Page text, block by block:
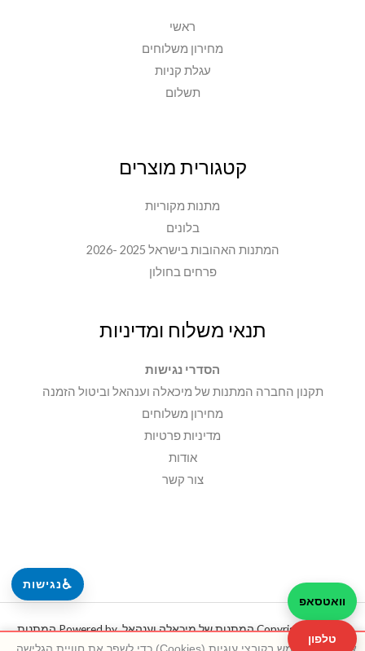
♿נגישות
ראשי
מחירון משלוחים
עגלת קניות
תשלום
קטגורית מוצרים
מתנות מקוריות
בלונים
המתנות האהובות בישראל 2025 -2026
פרחים בחולון
תנאי משלוח ומדיניות
הסדרי נגישות
תקנון החברה המתנות של מיכאלה וענהאל וביטול הזמנה
מחירון משלוחים
מדיניות פרטיות
אודות
צור קשר
Copyright © 2026 המתנות של מיכאלה וענהאל. Powered by המתנות
וואטסאפ
טלפון